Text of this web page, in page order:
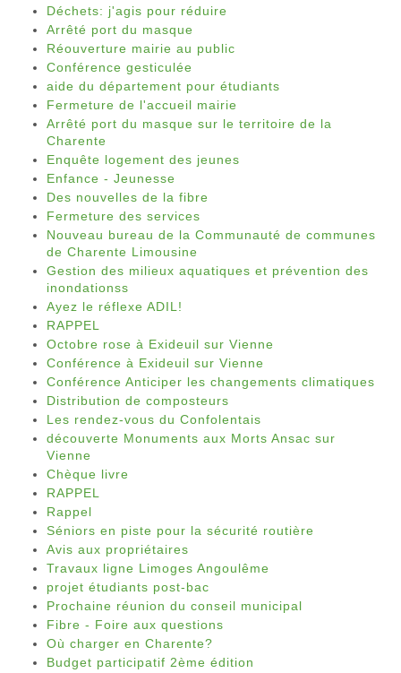
Déchets: j'agis pour réduire
Arrêté port du masque
Réouverture mairie au public
Conférence gesticulée
aide du département pour étudiants
Fermeture de l'accueil mairie
Arrêté port du masque sur le territoire de la
Charente
Enquête logement des jeunes
Enfance - Jeunesse
Des nouvelles de la fibre
Fermeture des services
Nouveau bureau de la Communauté de communes
de Charente Limousine
Gestion des milieux aquatiques et prévention des
inondationss
Ayez le réflexe ADIL!
RAPPEL
Octobre rose à Exideuil sur Vienne
Conférence à Exideuil sur Vienne
Conférence Anticiper les changements climatiques
Distribution de composteurs
Les rendez-vous du Confolentais
découverte Monuments aux Morts Ansac sur
Vienne
Chèque livre
RAPPEL
Rappel
Séniors en piste pour la sécurité routière
Avis aux propriétaires
Travaux ligne Limoges Angoulême
projet étudiants post-bac
Prochaine réunion du conseil municipal
Fibre - Foire aux questions
Où charger en Charente?
Budget participatif 2ème édition